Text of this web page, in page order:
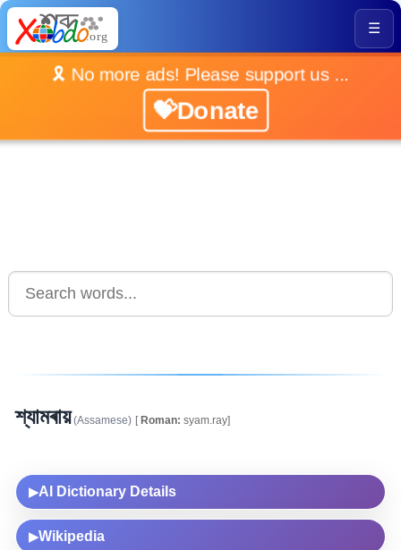
☰
🎗️ No more ads! Please support us ...
💝Donate
শ্যামৰায় (Assamese) [Roman: syam.ray]
▶AI Dictionary Details
▶Wikipedia